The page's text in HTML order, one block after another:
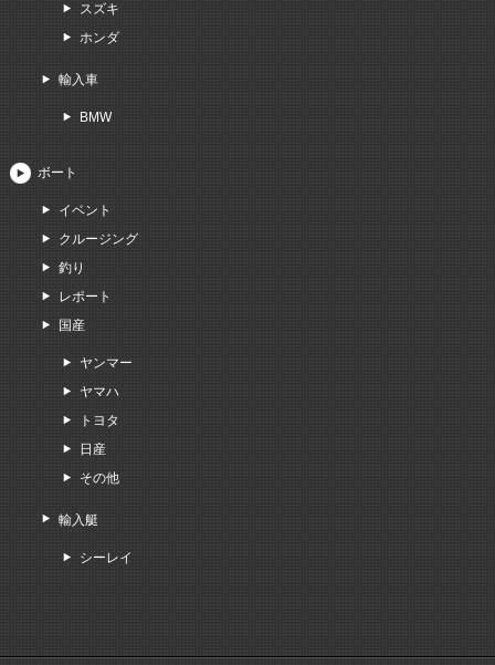
スズキ
ホンダ
輸入車
BMW
ボート
イベント
クルージング
釣り
レポート
国産
ヤンマー
ヤマハ
トヨタ
日産
その他
輸入艇
シーレイ